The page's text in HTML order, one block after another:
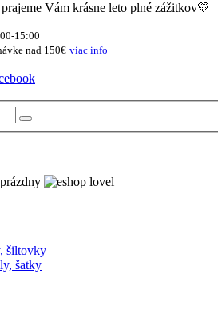
Vám krásne leto plné zážitkov💛
15:00
nad 150€ viac info
šiltovky
šatky